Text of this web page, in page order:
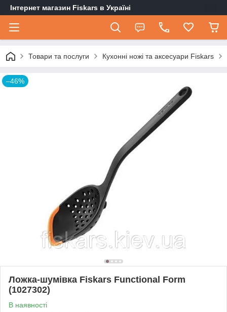
Інтернет магазин Fiskars в Україні
Товари та послуги Кухонні ножі та аксесуари Fiskars
–46%
Ложка-шумівка Fiskars Functional Form
(1027302)
В наявності